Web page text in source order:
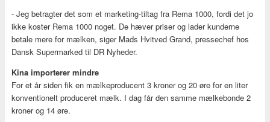
- Jeg betragter det som et marketing-tiltag fra Rema 1000, fordi det jo
ikke koster Rema 1000 noget. De hæver priser og lader kunderne
betale mere for mælken, siger Mads Hvitved Grand, pressechef hos
Dansk Supermarked til DR Nyheder.
Kina importerer mindre
For et år siden fik en mælkeproducent 3 kroner og 20 øre for en liter
konventionelt produceret mælk. I dag får den samme mælkebonde 2
kroner og 14 øre.